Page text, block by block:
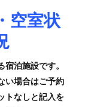
空室状
宿泊施設です。
い場合はご予約
トなしと記入を